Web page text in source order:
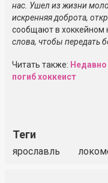
нас. Ушел из жизни
искренняя доброта,
сообщают в хоккейном
слова, чтобы передать
Читать также:
погиб хоккеист
Теги
ярославль